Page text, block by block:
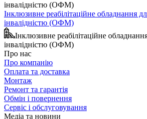
Інклюзивне реабілітаційне обладнання
інвалідністю (ОФМ)
Інклюзивне реабілітаційне
інвалідністю (ОФМ)
Про нас
Про компанію
Оплата та доставка
Монтаж
Ремонт та гарантія
Обмін і повернення
Сервіс і обслуговування
Медіа та новини